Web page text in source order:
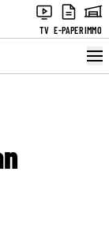
TV E-PAPERIMMO